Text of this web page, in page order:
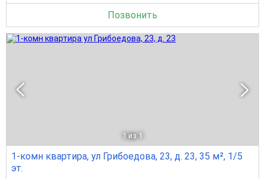
Позвонить
1 из 1
1-комн квартира, ул Грибоедова, 23, д. 23, 35 м², 1/5
эт.